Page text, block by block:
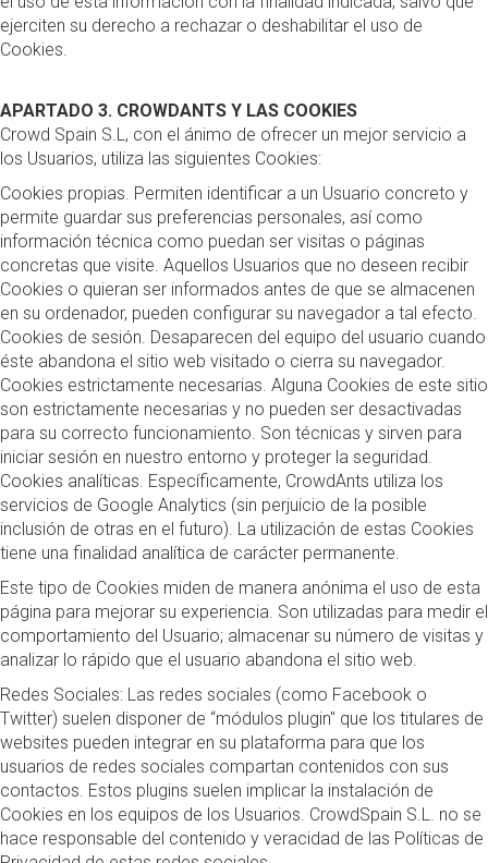
ejerciten su derecho a rechazar o deshabilitar el uso de
Cookies.
APARTADO 3. CROWDANTS Y LAS COOKIES
Crowd Spain S.L, con el ánimo de ofrecer un mejor servicio a
los Usuarios, utiliza las siguientes Cookies:
Cookies propias. Permiten identificar a un Usuario concreto y
permite guardar sus preferencias personales, así como
información técnica como puedan ser visitas o páginas
concretas que visite. Aquellos Usuarios que no deseen recibir
Cookies o quieran ser informados antes de que se almacenen
en su ordenador, pueden configurar su navegador a tal efecto.
Cookies de sesión. Desaparecen del equipo del usuario cuando
éste abandona el sitio web visitado o cierra su navegador.
Cookies estrictamente necesarias. Alguna Cookies de este sitio
son estrictamente necesarias y no pueden ser desactivadas
para su correcto funcionamiento. Son técnicas y sirven para
iniciar sesión en nuestro entorno y proteger la seguridad.
Cookies analíticas. Específicamente, CrowdAnts utiliza los
servicios de Google Analytics (sin perjuicio de la posible
inclusión de otras en el futuro). La utilización de estas Cookies
tiene una finalidad analítica de carácter permanente.
Este tipo de Cookies miden de manera anónima el uso de esta
página para mejorar su experiencia. Son utilizadas para medir el
comportamiento del Usuario; almacenar su número de visitas y
analizar lo rápido que el usuario abandona el sitio web.
Redes Sociales: Las redes sociales (como Facebook o
Twitter) suelen disponer de “módulos plugin" que los titulares de
websites pueden integrar en su plataforma para que los
usuarios de redes sociales compartan contenidos con sus
contactos. Estos plugins suelen implicar la instalación de
Cookies en los equipos de los Usuarios. CrowdSpain S.L. no se
hace responsable del contenido y veracidad de las Políticas de